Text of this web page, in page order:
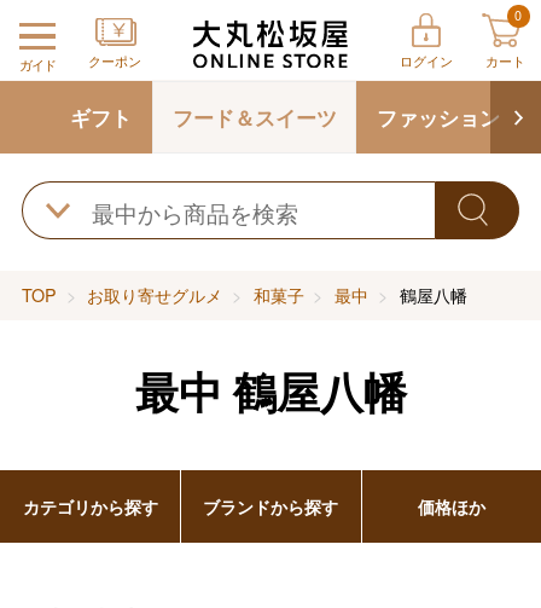
ガイド クーポン ログイン
0
カート
ギフト フード＆スイーツ ファッション
TOP お取り寄せグルメ 和菓子 最中 鶴屋八幡
最中 鶴屋八幡
カテゴリから探す ブランドから探す 価格ほか